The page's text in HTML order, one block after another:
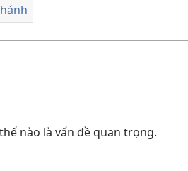
nào là vấn đề quan trọng.